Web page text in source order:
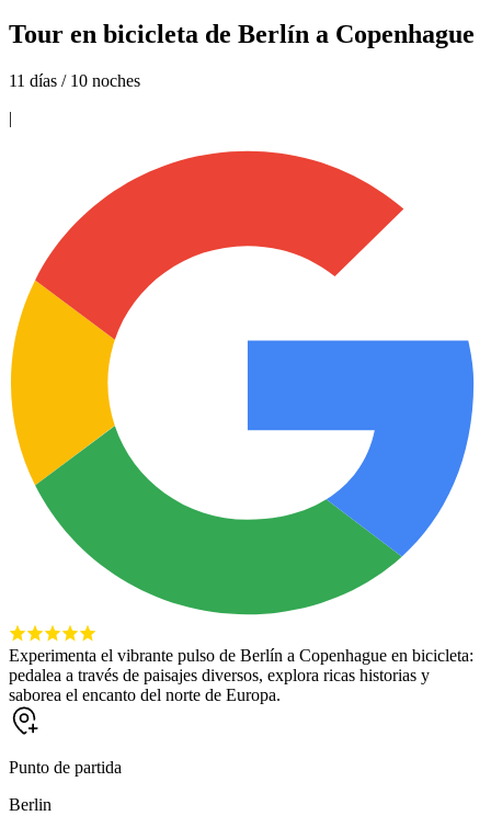
Tour en bicicleta de Berlín a Copenhague
11 días / 10 noches
|
Experimenta el vibrante pulso de Berlín a Copenhague en bicicleta:
pedalea a través de paisajes diversos, explora ricas historias y
saborea el encanto del norte de Europa.
Punto de partida
Berlin